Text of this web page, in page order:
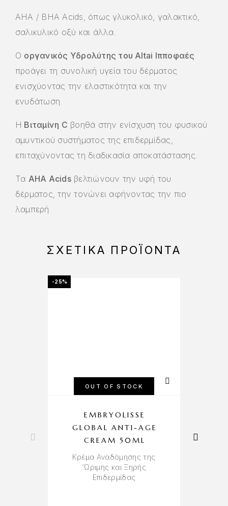
AHA / BHA Acids, όπως γλυκολικό, γαλακτικό,
σαλικυλικό οξύ και άλλα.
Ο οργανικός Υδρολύτης του Altai Ιπποφαές
προάγει τη συνολική υγεία του δέρματος
ενισχύοντας την ελαστικότητα και την
ενυδάτωση.
Η Bιταμίνη C βοηθά στην ενίσχυση του φυσικού
αμυντικού συστήματος της επιδερμίδας,
επιταχύνοντας τη διαδικασία αποκατάστασης.
Τα AHA Acidsβελτιώνουν την υφή του
δέρματος, την τονώνει αφήνοντας την πιο
λαμπερή
ΣΧΕΤΙΚΆ ΠΡΟΪΌΝΤΑ
-25%
OUT OF STOCK
EMBRYOLISSE
GLOBAL ANTI-AGE
CREAM 50ML
Κρέμα Αναδόμησης της
‘Ώριμης και Ξηρής
Επιδερμίδας